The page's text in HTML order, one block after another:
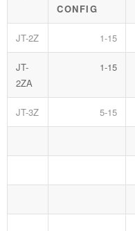
CONFIG
JT-2Z 1-15
JT-
2ZA
1-15
JT-3Z 5-15